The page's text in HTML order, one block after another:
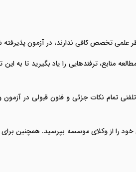
علمی تخصص کافی ندارند، در آزمون
منابع، ترفندهایی را یاد بگیرید تا به این
تمام نکات جزئی و فنون قبولی در آزمون
را از وکلای موسسه بپرسید. همچنین برای